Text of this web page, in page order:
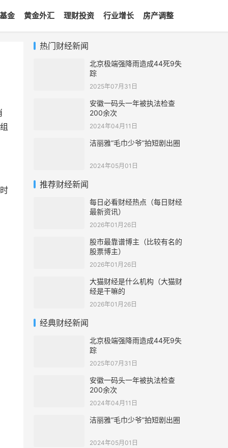
金 黄金外汇 理财投资 行业增长 房产调整
热门财经新闻
北京极端强降雨造成44死9失
踪
2025年07月31日
安徽一码头一年被执法检查
200余次
2024年04月11日
洁丽雅“毛巾少爷”拍短剧出圈
2024年05月01日
推荐财经新闻
每日必看财经热点（每日财经
最新资讯）
2026年01月26日
股市最靠谱博主（比较有名的
股票博主）
2026年01月26日
大猫财经是什么机构（大猫财
经是干嘛的
2026年01月26日
经典财经新闻
北京极端强降雨造成44死9失
踪
2025年07月31日
安徽一码头一年被执法检查
200余次
2024年04月11日
洁丽雅“毛巾少爷”拍短剧出圈
2024年05月01日